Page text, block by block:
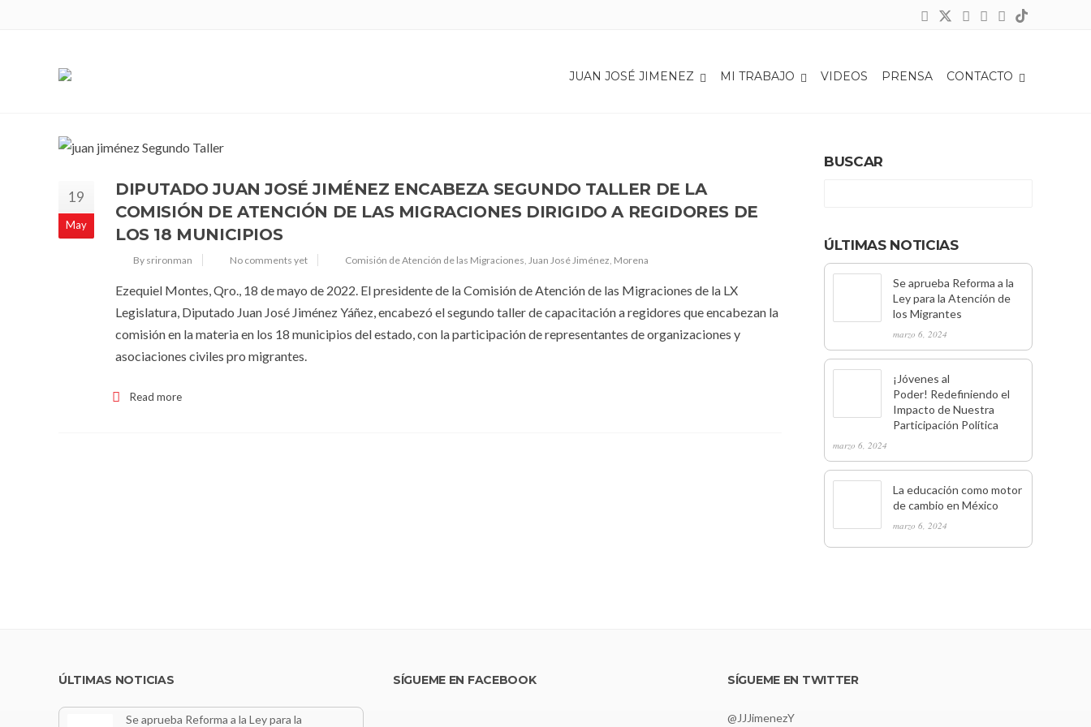
JUAN JOSÉ JIMENEZ MI TRABAJO VIDEOS PRENSA CONTACTO
19
May
DIPUTADO JUAN JOSÉ JIMÉNEZ ENCABEZA SEGUNDO TALLER DE LA
COMISIÓN DE ATENCIÓN DE LAS MIGRACIONES DIRIGIDO A REGIDORES DE
LOS 18 MUNICIPIOS
By srironman No comments yet Comisión de Atención de las Migraciones, Juan José Jiménez, Morena
Ezequiel Montes, Qro., 18 de mayo de 2022. El presidente de la Comisión de Atención de las Migraciones de la LX
Legislatura, Diputado Juan José Jiménez Yáñez, encabezó el segundo taller de capacitación a regidores que encabezan la
comisión en la materia en los 18 municipios del estado, con la participación de representantes de organizaciones y
asociaciones civiles pro migrantes.
Read more
BUSCAR
ÚLTIMAS NOTICIAS
Se aprueba Reforma a la
Ley para la Atención de
los Migrantes
marzo 6, 2024
¡Jóvenes al
Poder! Redefiniendo el
Impacto de Nuestra
Participación Política
marzo 6, 2024
La educación como motor
de cambio en México
marzo 6, 2024
ÚLTIMAS NOTICIAS
Se aprueba Reforma a la Ley para la
SÍGUEME EN FACEBOOK SÍGUEME EN TWITTER
@JJJimenezY